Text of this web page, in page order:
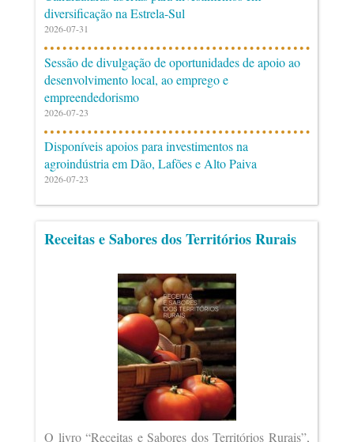
diversificação na Estrela-Sul
2026-07-31
Sessão de divulgação de oportunidades de apoio ao
desenvolvimento local, ao emprego e
empreendedorismo
2026-07-23
Disponíveis apoios para investimentos na
agroindústria em Dão, Lafões e Alto Paiva
2026-07-23
Receitas e Sabores dos Territórios Rurais
O livro “Receitas e Sabores dos Territórios Rurais”,